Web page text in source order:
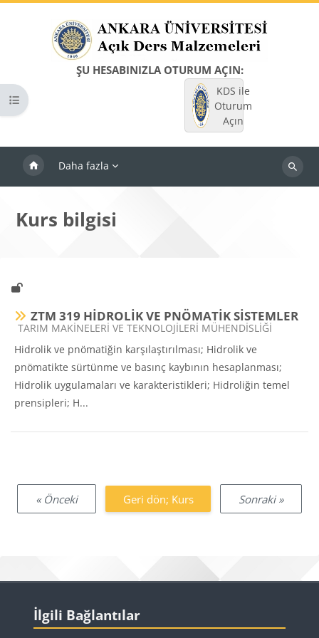
ŞU HESABINIZLA OTURUM AÇIN:
KDS ile
Oturum
Açın
Daha fazla
Dersleri
Kurs dizinini aç
Kurs bilgisi
ZTM 319 HİDROLİK VE PNÖMATİK SİSTEMLER
Ders kategorisi
TARIM MAKİNELERİ VE TEKNOLOJİLERİ MÜHENDİSLİĞİ
Hidrolik ve pnömatiğin karşılaştırılması; Hidrolik ve
pnömatikte sürtünme ve basınç kaybının hesaplanması;
Hidrolik uygulamaları ve karakteristikleri; Hidroliğin temel
prensipleri; H...
« Önceki Geri dön; Kurs Sonraki »
Bloklar
İlgili Bağlantılar